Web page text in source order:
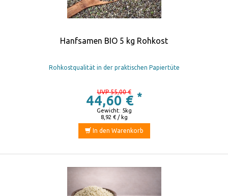
Hanfsamen BIO 5 kg Rohkost
Rohkostqualität in der praktischen Papiertüte
UVP 55,00 €
44,60 € *
8,92 € / kg
Gewicht: 5kg
In den Warenkorb